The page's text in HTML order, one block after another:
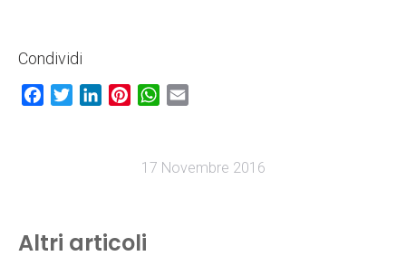
Condividi
Facebook
TwitterLinkedInPinterestWhatsApp
17 Novembre 2016
Altri articoli